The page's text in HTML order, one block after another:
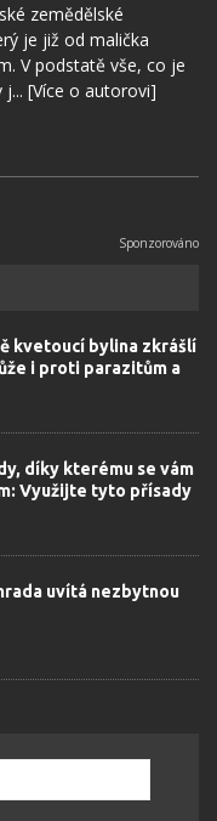
zemědělské
je již od malička
V podstatě vše, co je
[Více o autorovi]
kvetoucí bylina zkrášlí
i proti parazitům a
díky kterému se vám
Využijte tyto přísady
uvítá nezbytnou